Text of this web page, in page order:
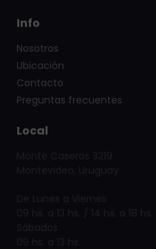
Info
Nosotros
Ubicación
Contacto
Preguntas frecuentes
Local